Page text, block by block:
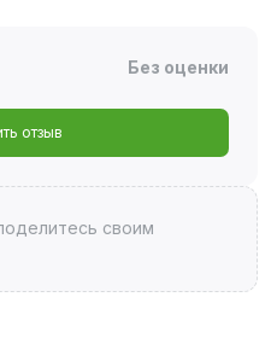
Без оценки
отзыв
своим